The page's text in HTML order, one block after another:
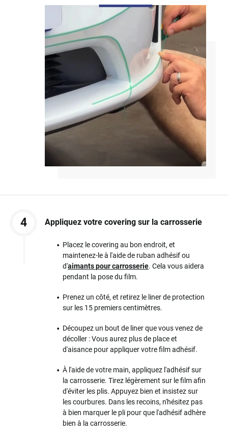
4 Appliquez votre covering sur la carrosserie
Placez le covering au bon endroit, et
maintenez-le à l'aide de ruban adhésif ou
d'aimants pour carrosserie. Cela vous aidera
pendant la pose du film.
Prenez un côté, et retirez le liner de protection
sur les 15 premiers centimètres.
Découpez un bout de liner que vous venez de
décoller : Vous aurez plus de place et
d'aisance pour appliquer votre film adhésif.
À l'aide de votre main, appliquez l'adhésif sur
la carrosserie. Tirez légèrement sur le film afin
d'éviter les plis. Appuyez bien et insistez sur
les courbures. Dans les recoins, n'hésitez pas
à bien marquer le pli pour que l'adhésif adhère
bien à la carrosserie.